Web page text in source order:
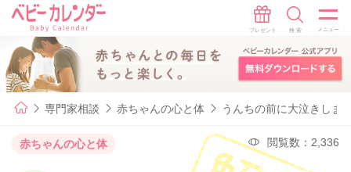
専門家相談 赤ちゃんの心と体 うんちの前に大泣きしま
赤ちゃんの心と体 閲覧数：2,336